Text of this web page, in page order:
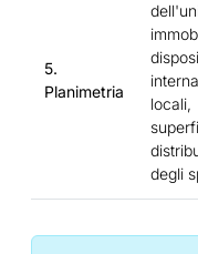
5.
Planimetria
locali,
degli